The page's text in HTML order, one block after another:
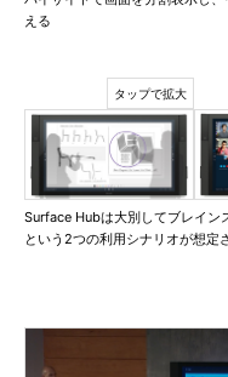
える
Surface Hubは大別してブレイン
という2つの利用シナリオが想定